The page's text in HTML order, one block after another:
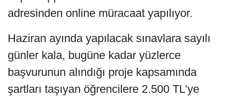
adresinden online müracaat yapılıyor.
Haziran ayında yapılacak sınavlara sayılı
günler kala, bugüne kadar yüzlerce
başvurunun alındığı proje kapsamında
şartları taşıyan öğrencilere 2.500 TL’ye